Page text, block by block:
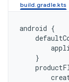
android {
}